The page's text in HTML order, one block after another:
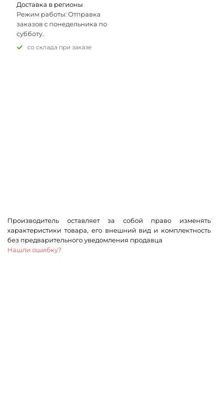
Доставка в регионы
Режим работы: Отправка
заказов с понедельника по
субботу.
Со склада при заказе
Производитель оставляет за собой право изменять
характеристики товара, его внешний вид и комплектность
без предварительного уведомления продавца
Нашли ошибку?